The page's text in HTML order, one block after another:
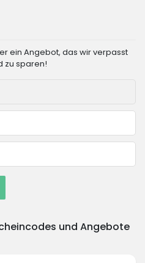
ein Angebot, das wir verpasst
zu sparen!
und Angebote